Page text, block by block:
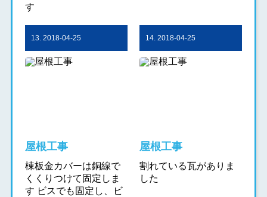
す
13. 2018-04-25
屋根工事
棟板金カバーは銅線で
くくりつけて固定しま
す ビスでも固定し、ビ
14. 2018-04-25
屋根工事
割れている瓦がありま
した